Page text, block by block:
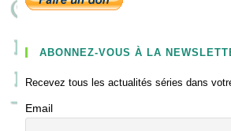
ABONNEZ-VOUS À LA
Recevez tous les actualités séries dans
Email